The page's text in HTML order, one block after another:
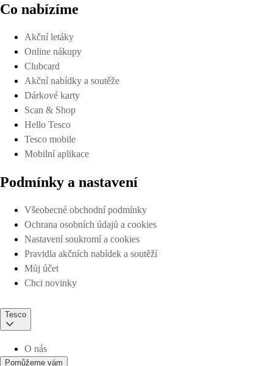
Co nabízíme
Akční letáky
Online nákupy
Clubcard
Akční nabídky a soutěže
Dárkové karty
Scan & Shop
Hello Tesco
Tesco mobile
Mobilní aplikace
Podmínky a nastavení
Všeobecné obchodní podmínky
Ochrana osobních údajů a cookies
Nastavení soukromí a cookies
Pravidla akčních nabídek a soutěží
Můj účet
Chci novinky
Tesco
O nás
Pomůžeme vám